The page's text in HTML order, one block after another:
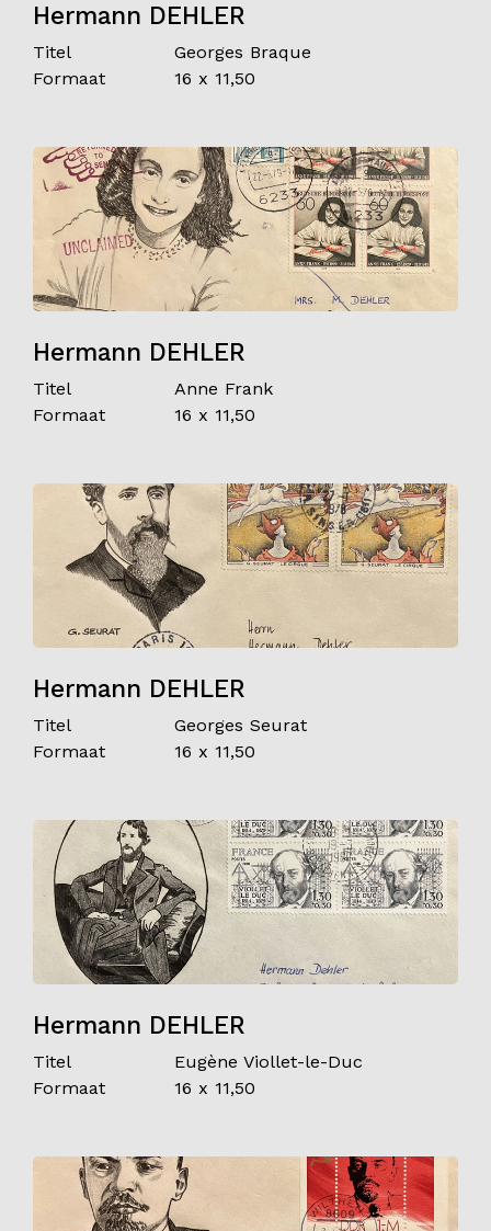
Hermann DEHLER
Titel
Georges Braque
Formaat
16 x 11,50
Hermann DEHLER
Titel
Anne Frank
Formaat
16 x 11,50
Hermann DEHLER
Titel
Georges Seurat
Formaat
16 x 11,50
Hermann DEHLER
Titel
Eugène Viollet-le-Duc
Formaat
16 x 11,50